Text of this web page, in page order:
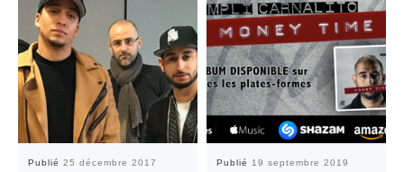
Publié 25 décembre 2017 Publié 19 septembre 2019